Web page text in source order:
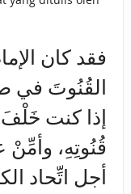
فقد كان
القُنُوتَ في
إذا كنت
قُنُوتِهِ،
أجل اتِّحاد